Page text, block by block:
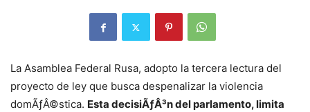
La Asamblea Federal Rusa, adopto la tercera lectura del
proyecto de ley que busca despenalizar la violencia
domÃƒÂ©stica. Esta decisiÃƒÂ³n del parlamento, limita